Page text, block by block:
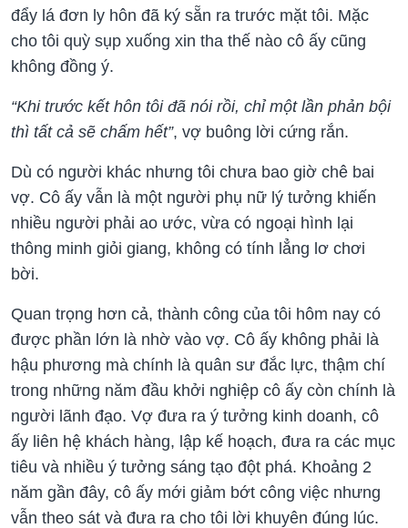
đẩy lá đơn ly hôn đã ký sẵn ra trước mặt tôi. Mặc
cho tôi quỳ sụp xuống xin tha thế nào cô ấy cũng
không đồng ý.
“Khi trước kết hôn tôi đã nói rồi, chỉ một lần phản bội
thì tất cả sẽ chấm hết”, vợ buông lời cứng rắn.
Dù có người khác nhưng tôi chưa bao giờ chê bai
vợ. Cô ấy vẫn là một người phụ nữ lý tưởng khiến
nhiều người phải ao ước, vừa có ngoại hình lại
thông minh giỏi giang, không có tính lẳng lơ chơi
bời.
Quan trọng hơn cả, thành công của tôi hôm nay có
được phần lớn là nhờ vào vợ. Cô ấy không phải là
hậu phương mà chính là quân sư đắc lực, thậm chí
trong những năm đầu khởi nghiệp cô ấy còn chính là
người lãnh đạo. Vợ đưa ra ý tưởng kinh doanh, cô
ấy liên hệ khách hàng, lập kế hoạch, đưa ra các mục
tiêu và nhiều ý tưởng sáng tạo đột phá. Khoảng 2
năm gần đây, cô ấy mới giảm bớt công việc nhưng
vẫn theo sát và đưa ra cho tôi lời khuyên đúng lúc.